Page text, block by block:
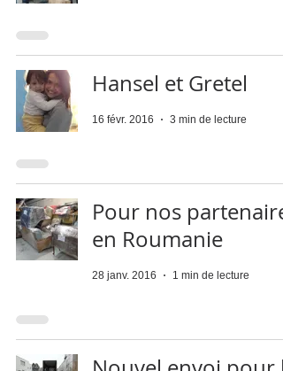
Hansel et Gretel
16 févr. 2016 3 min de lecture
Pour nos
en Roumanie
28 janv. 2016 1 min de lecture